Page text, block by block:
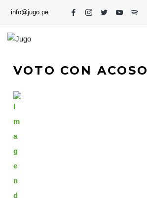
info@jugo.pe
VOTO CON ACOSO